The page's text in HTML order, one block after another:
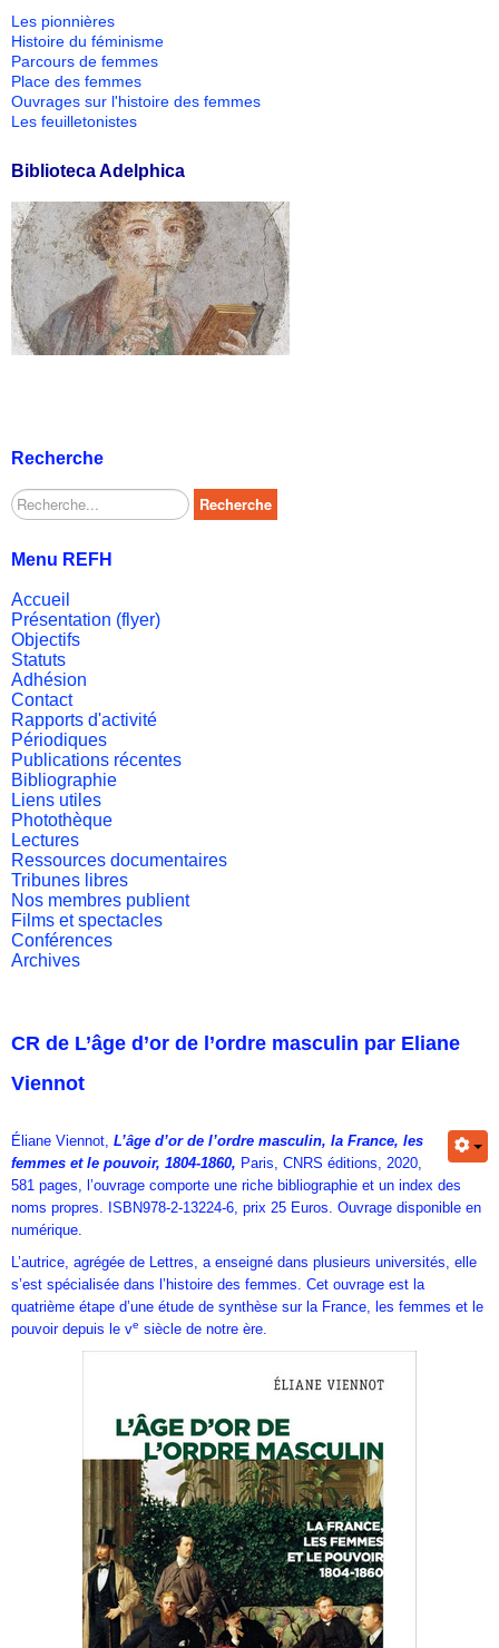
Les pionnières
Histoire du féminisme
Parcours de femmes
Place des femmes
Ouvrages sur l'histoire des femmes
Les feuilletonistes
Biblioteca Adelphica
Recherche
Rechercher Recherche
Menu REFH
Accueil
Présentation (flyer)
Objectifs
Statuts
Adhésion
Contact
Rapports d'activité
Périodiques
Publications récentes
Bibliographie
Liens utiles
Photothèque
Lectures
Ressources documentaires
Tribunes libres
Nos membres publient
Films et spectacles
Conférences
Archives
CR de L’âge d’or de l’ordre masculin par Eliane
Viennot
Éliane Viennot, L’âge d’or de l’ordre masculin, la France, les
femmes et le pouvoir, 1804-1860, Paris, CNRS éditions, 2020,
581 pages, l’ouvrage comporte une riche bibliographie et un index des
noms propres. ISBN978-2-13224-6, prix 25 Euros. Ouvrage disponible en
numérique.
L’autrice, agrégée de Lettres, a enseigné dans plusieurs universités, elle
s’est spécialisée dans l’histoire des femmes. Cet ouvrage est la
quatrième étape d’une étude de synthèse sur la France, les femmes et le
pouvoir depuis le ve siècle de notre ère.